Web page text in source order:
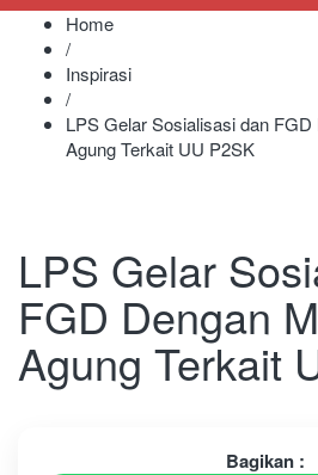
Home
/
Inspirasi
/
LPS Gelar Sosialisasi dan
Agung Terkait UU P2SK
LPS Gelar
FGD Dengan
Agung Terkait
Bagikan :